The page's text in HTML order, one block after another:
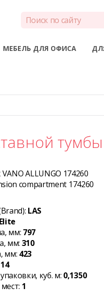
МЕБЕЛЬ ДЛЯ ОФИСА
VANO ALLUNGO 174260
compartment 174260
LAS
Elite
мм: 797
мм: 310
мм: 423
14
куб. м: 0,1350
1